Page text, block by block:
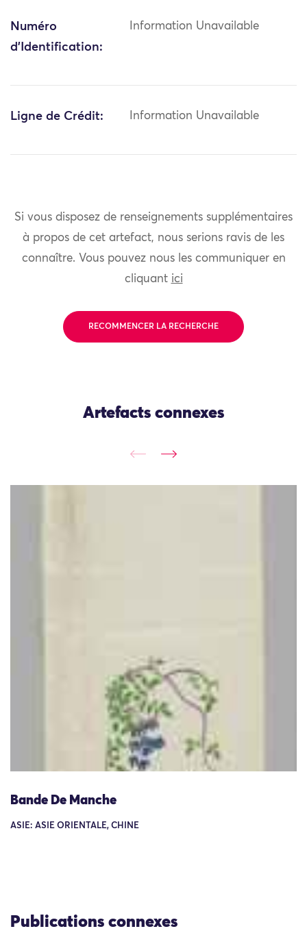
Numéro
d'Identification:
Information Unavailable
Ligne de Crédit: Information Unavailable
Si vous disposez de renseignements supplémentaires
à propos de cet artefact, nous serions ravis de les
connaître. Vous pouvez nous les communiquer en
cliquant ici
RECOMMENCER LA RECHERCHE
Artefacts connexes
Bande De Manche
ASIE: ASIE ORIENTALE, CHINE
Publications connexes